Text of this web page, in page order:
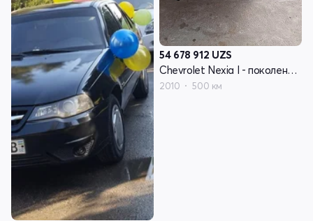
54 678 912 UZS
Chevrolet Nexia I - поколение рестайлинг
2010 500 км